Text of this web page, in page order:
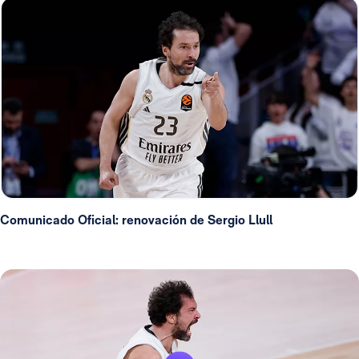
Comunicado Oficial: renovación de Sergio Llull